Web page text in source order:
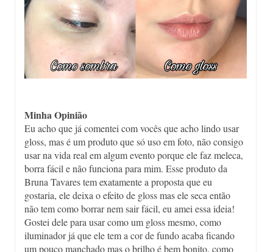
Minha Opinião
Eu acho que já comentei com vocês que acho lindo usar
gloss, mas é um produto que só uso em foto, não consigo
usar na vida real em algum evento porque ele faz meleca,
borra fácil e não funciona para mim. Esse produto da
Bruna Tavares tem exatamente a proposta que eu
gostaria, ele deixa o efeito de gloss mas ele seca então
não tem como borrar nem sair fácil, eu amei essa ideia!
Gostei dele para usar como um gloss mesmo, como
iluminador já que ele tem a cor de fundo acaba ficando
um pouco manchado mas o brilho é bem bonito, como